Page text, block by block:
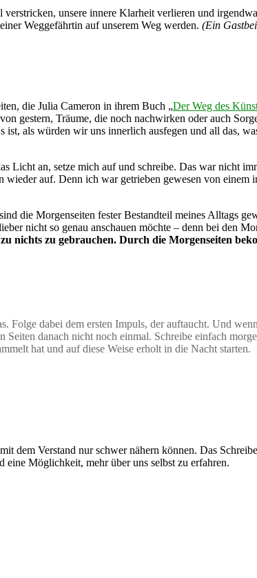
unsere innere Klarheit verlieren und
Weggefährtin auf unserem Weg werden. (Ein
die Julia Cameron in ihrem Buch „Der Weg des
gestern, Träume, die noch nachwirken oder auch
als würden wir uns innerlich ausfegen und all das,
Licht an, setze mich auf und schreibe. Das war nicht
auf. Denn ich war getrieben gewesen von einem
die Morgenseiten fester Bestandteil meines Alltags
nicht so genau anschauen möchte – denn bei den
nichts zu gebrauchen. Durch die Morgenseiten
Folge dabei dem ersten Impuls, der auftaucht. Und
danach nicht noch einmal. Schreibe einfach
hat und auf diese Weise erholt in die Nacht starten.
dem Verstand nur schwer nähern können. Das
Möglichkeit, mehr über uns selbst zu erfahren.